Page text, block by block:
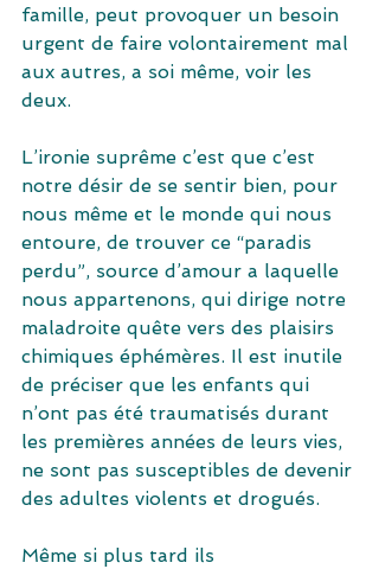
famille, peut provoquer un besoin
urgent de faire volontairement mal
aux autres, a soi même, voir les
deux.
L’ironie suprême c’est que c’est
notre désir de se sentir bien, pour
nous même et le monde qui nous
entoure, de trouver ce “paradis
perdu”, source d’amour a laquelle
nous appartenons, qui dirige notre
maladroite quête vers des plaisirs
chimiques éphémères. Il est inutile
de préciser que les enfants qui
n’ont pas été traumatisés durant
les premières années de leurs vies,
ne sont pas susceptibles de devenir
des adultes violents et drogués.
Même si plus tard ils